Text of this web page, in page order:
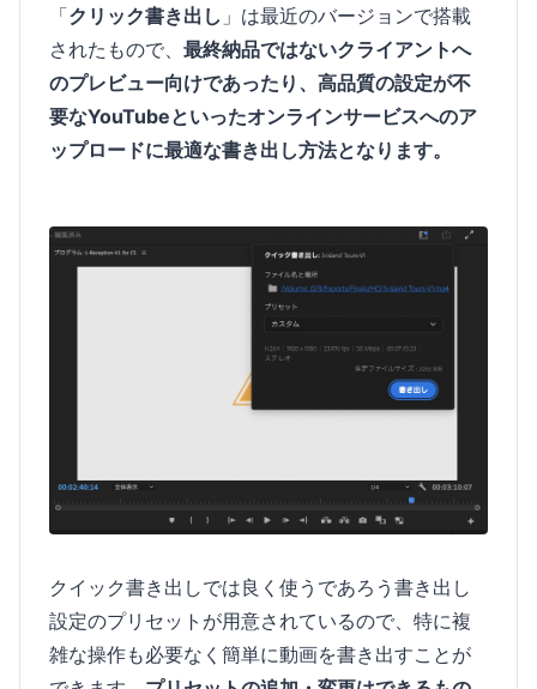
「クリック書き出し 」は最近のバージョンで搭載
されたもので、 最終納品ではないクライアントへ
のプレビュー向けであったり、高品質の設定が不
要なYouTubeといったオンラインサービスへのア
ップロードに最適な書き出し方法となります。
クイック書き出しでは良く使うであろう書き出し
設定のプリセットが用意されているので、特に複
雑な操作も必要なく簡単に動画を書き出すことが